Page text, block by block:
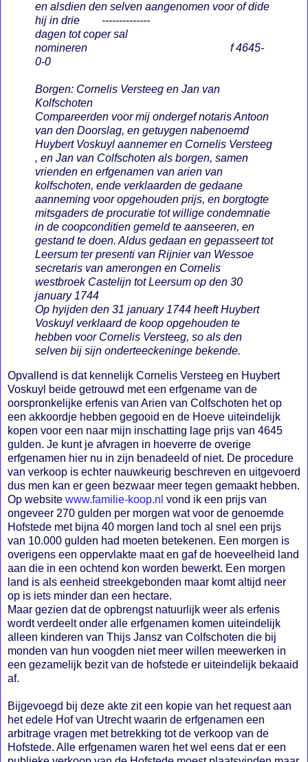
en alsdien den selven aangenomen voor of dide
hij in drie --------------
dagen tot coper sal
nomineren f 4645-
0-0
Borgen: Cornelis Versteeg en Jan van
Kolfschoten
Compareerden voor mij ondergef notaris Antoon
van den Doorslag, en getuygen nabenoemd
Huybert Voskuyl aannemer en Cornelis Versteeg
, en Jan van Colfschoten als borgen, samen
vrienden en erfgenamen van arien van
kolfschoten, ende verklaarden de gedaane
aanneming voor opgehouden prijs, en borgtogte
mitsgaders de procuratie tot willige condemnatie
in de coopconditien gemeld te aanseeren, en
gestand te doen. Aldus gedaan en gepasseert tot
Leersum ter presenti van Rijnier van Wessoe
secretaris van amerongen en Cornelis
westbroek Castelijn tot Leersum op den 30
january 1744
Op hyijden den 31 january 1744 heeft Huybert
Voskuyl verklaard de koop opgehouden te
hebben voor Cornelis Versteeg, so als den
selven bij sijn onderteeckeninge bekende.
Opvallend is dat kennelijk Cornelis Versteeg en Huybert
Voskuyl beide getrouwd met een erfgename van de
oorspronkelijke erfenis van Arien van Colfschoten het op
een akkoordje hebben gegooid en de Hoeve uiteindelijk
kopen voor een naar mijn inschatting lage prijs van 4645
gulden. Je kunt je afvragen in hoeverre de overige
erfgenamen hier nu in zijn benadeeld of niet. De procedure
van verkoop is echter nauwkeurig beschreven en uitgevoerd
dus men kan er geen bezwaar meer tegen gemaakt hebben.
Op website www.familie-koop.nl vond ik een prijs van
ongeveer 270 gulden per morgen wat voor de genoemde
Hofstede met bijna 40 morgen land toch al snel een prijs
van 10.000 gulden had moeten betekenen. Een morgen is
overigens een oppervlakte maat en gaf de hoeveelheid land
aan die in een ochtend kon worden bewerkt. Een morgen
land is als eenheid streekgebonden maar komt altijd neer
op is iets minder dan een hectare.
Maar gezien dat de opbrengst natuurlijk weer als erfenis
wordt verdeelt onder alle erfgenamen komen uiteindelijk
alleen kinderen van Thijs Jansz van Colfschoten die bij
monden van hun voogden niet meer willen meewerken in
een gezamelijk bezit van de hofstede er uiteindelijk bekaaid
af.
Bijgevoegd bij deze akte zit een kopie van het request aan
het edele Hof van Utrecht waarin de erfgenamen een
arbitrage vragen met betrekking tot de verkoop van de
Hofstede. Alle erfgenamen waren het wel eens dat er een